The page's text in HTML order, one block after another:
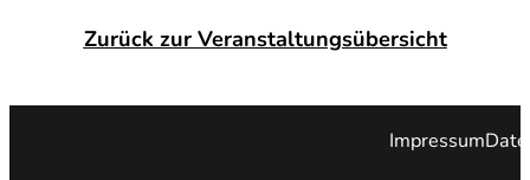
Zurück zur Veranstaltungsübersicht
Impressum